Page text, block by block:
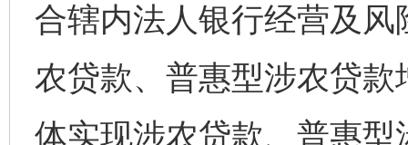
合辖内法人银行经营及
农贷款、普惠型涉农贷
体实现涉农贷款、普惠